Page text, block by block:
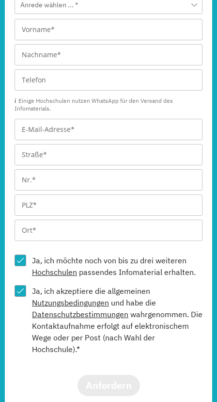
Anrede wählen ... *
Einige Hochschulen nutzen WhatsApp für den Versand des
Infomaterials.
Ja, ich möchte noch von bis zu drei weiteren
Hochschulen passendes Infomaterial erhalten.
Ja, ich akzeptiere die allgemeinen
Nutzungsbedingungen und habe die
Datenschutzbestimmungen wahrgenommen. Die
Kontaktaufnahme erfolgt auf elektronischem
Wege oder per Post (nach Wahl der
Hochschule).*